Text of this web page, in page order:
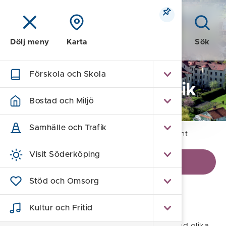
Meny Sök
Dölj meny Karta
Förskola och Skola
Bostad och Miljö
Samhälle och Trafik
Visit Söderköping
Stöd och Omsorg
Kultur och Fritid
Kommun och Politik
Hem Styrande dokument
Styrande dokument